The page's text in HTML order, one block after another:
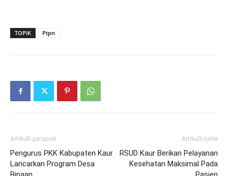
TOPIK Ptpn
Artikulli paraprak
Pengurus PKK Kabupaten Kaur
Lancarkan Program Desa
Artikulli tjetër
RSUD Kaur Berikan Pelayanan
Kesehatan Maksimal Pada